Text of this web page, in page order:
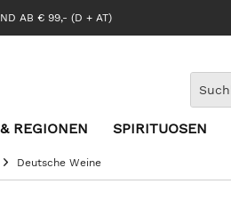
AB € 99,- (D + AT)
REGIONEN SPIRITUOSEN
Deutsche Weine